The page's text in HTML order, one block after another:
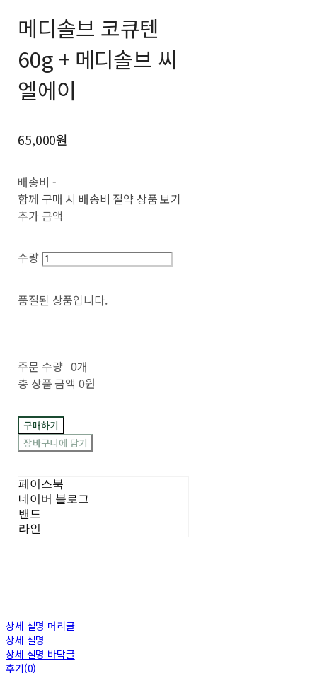
메디솔브 코큐텐
60g + 메디솔브 씨
엘에이
65,000원
배송비 -
함께 구매 시 배송비 절약 상품 보기
추가 금액
수량
품절된 상품입니다.
주문 수량 0개
총 상품 금액 0원
구매하기
장바구니에 담기
페이스북
네이버 블로그
밴드
라인
상세 설명 머리글
상세 설명
상세 설명 바닥글
후기(0)